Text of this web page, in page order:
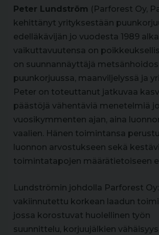
Peter Lundström (Parforest Oy,
kehittänyt yrityksestään
edelläkävijän jo vuodesta 1989
vaikuttavuutensa on
on suunnannäyttäjä
puunkorjuussa, maanviljelyssä ja
Peter on toteuttanut jatkuvaa
päästöjä vähentäviä menetelmiä jo
vuosikymmenten ajan, aina
vaalien. Hänen toimintansa
luonnon arvostukseen sekä
toimintatapojen määrätietoiseen
Lundströmin johdolla Parforest
vakiinnutettu korkean laadun
jossa korostuvat huolellinen työn
suunnittelu, korjuujälkien